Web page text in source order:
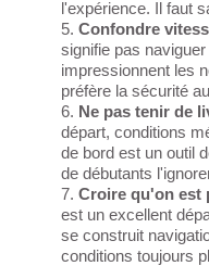
l'expérience. Il faut
Confondre
signifie pas
impressionnent les
préfère la sécurité
Ne pas tenir de
départ, conditions
de bord est un outil
de débutants
Croire qu'on est
est un excellent
se construit
conditions toujours